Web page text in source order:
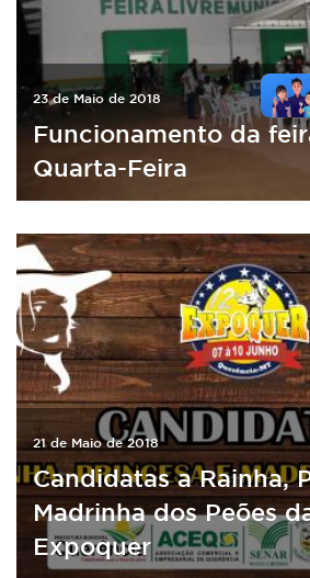
23 de Maio de 2018
Funcionamento da
Quarta-Feira
21 de Maio de 2018
Candidatas a Rainha,
Madrinha dos Peões
Expoquer